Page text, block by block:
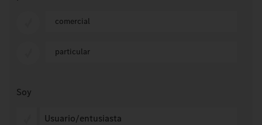
comercial
particular
Soy
Usuario/entusiasta